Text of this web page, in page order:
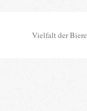
Vielfalt der Biere